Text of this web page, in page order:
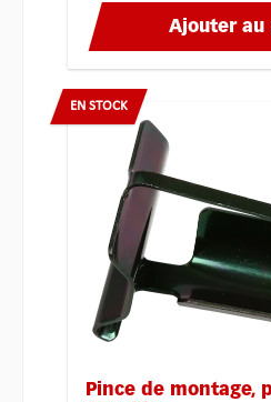
Ajouter au
EN STOCK
Pince de montage,